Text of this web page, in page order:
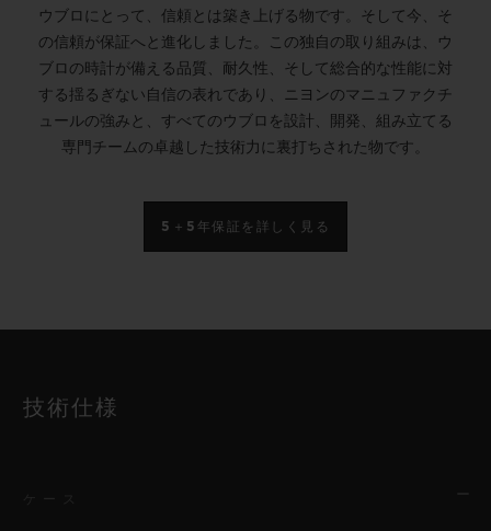
ウブロにとって、信頼とは築き上げる物です。そして今、そ
の信頼が保証へと進化しました。この独自の取り組みは、ウ
ブロの時計が備える品質、耐久性、そして総合的な性能に対
する揺るぎない自信の表れであり、ニヨンのマニュファクチ
ュールの強みと、すべてのウブロを設計、開発、組み立てる
専門チームの卓越した技術力に裏打ちされた物です。
5＋5年保証を詳しく見る
技術仕様